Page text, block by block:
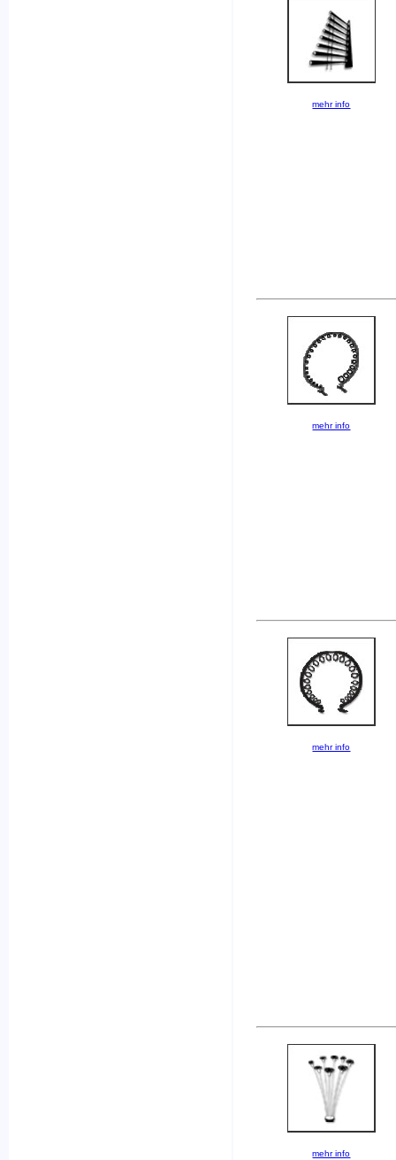
mehr info
mehr info
mehr info
mehr info